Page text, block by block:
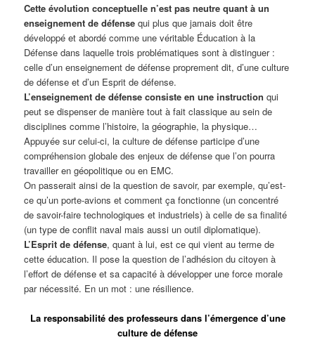
Cette évolution conceptuelle n’est pas neutre quant à un
enseignement de défense qui plus que jamais doit être
développé et abordé comme une véritable Éducation à la
Défense dans laquelle trois problématiques sont à distinguer :
celle d’un enseignement de défense proprement dit, d’une culture
de défense et d’un Esprit de défense.
L’enseignement de défense consiste en une instruction qui
peut se dispenser de manière tout à fait classique au sein de
disciplines comme l’histoire, la géographie, la physique…
Appuyée sur celui-ci, la culture de défense participe d’une
compréhension globale des enjeux de défense que l’on pourra
travailler en géopolitique ou en EMC.
On passerait ainsi de la question de savoir, par exemple, qu’est-
ce qu’un porte-avions et comment ça fonctionne (un concentré
de savoir-faire technologiques et industriels) à celle de sa finalité
(un type de conflit naval mais aussi un outil diplomatique).
L’Esprit de défense, quant à lui, est ce qui vient au terme de
cette éducation. Il pose la question de l’adhésion du citoyen à
l’effort de défense et sa capacité à développer une force morale
par nécessité. En un mot : une résilience.
La responsabilité des professeurs dans l’émergence d’une
culture de défense